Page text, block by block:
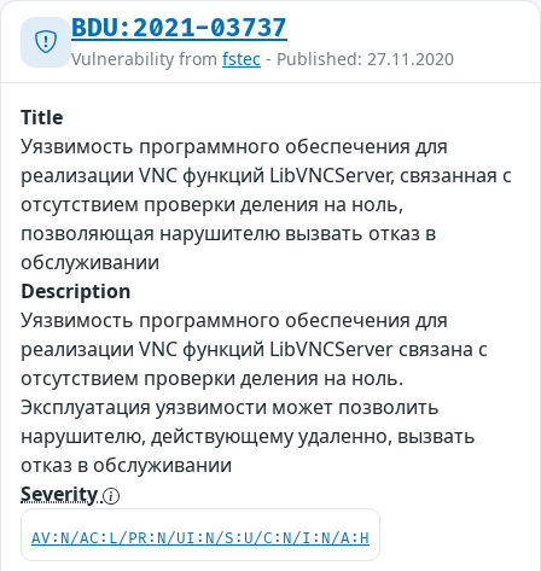
BDU:2021-03737
Vulnerability from fstec - Published: 27.11.2020
Title
Уязвимость программного обеспечения для
реализации VNC функций LibVNCServer, связанная с
отсутствием проверки деления на ноль,
позволяющая нарушителю вызвать отказ в
обслуживании
Description
Уязвимость программного обеспечения для
реализации VNC функций LibVNCServer связана с
отсутствием проверки деления на ноль.
Эксплуатация уязвимости может позволить
нарушителю, действующему удаленно, вызвать
отказ в обслуживании
Severity
AV:N/AC:L/PR:N/UI:N/S:U/C:N/I:N/A:H